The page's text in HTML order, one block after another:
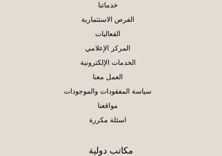
خدماتنا
الفرص الاستثمارية
الفعاليات
المركز الإعلامي
الخدمات الإلكترونية
العمل معنا
سياسة المفقودات والموجودات
مواقعنا
اسئلة مكررة
مكاتب دولية